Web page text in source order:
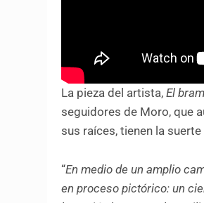
La pieza del artista,El
seguidores de Moro, que
sus raíces, tienen la
“En medio de un amplio
en proceso pictórico: un